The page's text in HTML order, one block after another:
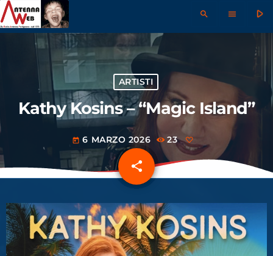
search menu play_arrow
ARTISTI
Kathy Kosins – “Magic Island”
today 6 MARZO 2026 23
share
email